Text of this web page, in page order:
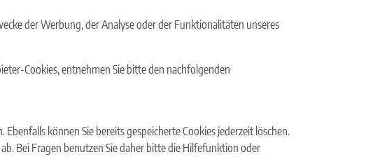
der Werbung, der Analyse oder der Funktionalitäten unseres
Cookies, entnehmen Sie bitte den nachfolgenden
können Sie bereits gespeicherte Cookies jederzeit löschen.
Bei Fragen benutzen Sie daher bitte die Hilfefunktion oder